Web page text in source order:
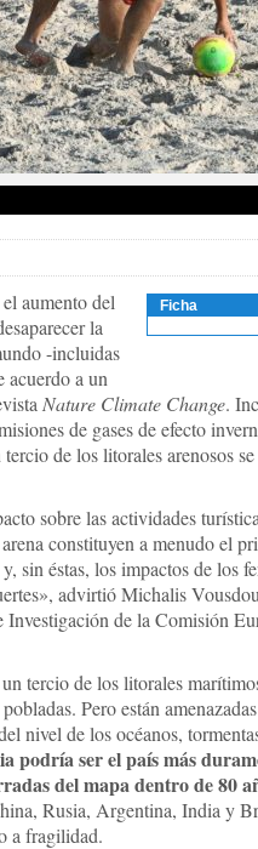
Ficha
aumento del
la
-incluidas
acuerdo a un
Nature Climate Change.
de gases de efecto
de los litorales arenosos
sobre las actividades
constituyen a menudo el
sin éstas, los impactos de los
advirtió Michalis
de la Comisión
tercio de los litorales
Pero están
nivel de los océanos,
podría ser el país más
del mapa dentro de 80
Rusia, Argentina, India y
a fragilidad.